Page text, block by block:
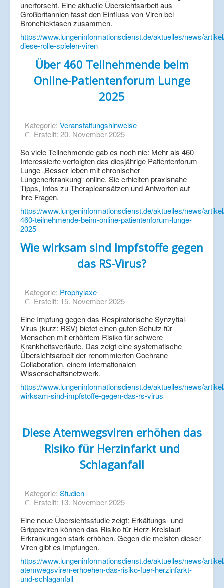
unerforscht. Eine aktuelle Übersichtsarbeit aus
Großbritannien fasst den Einfluss von Viren bei
Bronchiektasen zusammen.
https://www.lungeninformationsdienst.de/aktuelles/news/
diese-rolle-spielen-viren
Über 460 Teilnehmende beim
Online-Patientenforum Lunge
2025
Kategorie: Veranstaltungshinweise
Erstellt: 20. November 2025
So viele Teilnehmende gab es noch nie: Mehr als 460
Interessierte verfolgten das diesjährige Patientenforum
Lunge „Besser leben mit chronischer
Lungenerkrankung“ online. Sie erhielten praxisnahe
Tipps, Infos zu Therapieansätzen und Antworten auf
ihre Fragen.
https://www.lungeninformationsdienst.de/aktuelles/news/
460-teilnehmende-beim-online-patientenforum-lunge-
2025
Wie wirksam sind Impfstoffe gegen
das RS-Virus?
Kategorie: Prophylaxe
Erstellt: 15. November 2025
Eine Impfung gegen das Respiratorische Synzytial-
Virus (kurz: RSV) bietet einen guten Schutz für
Menschen mit erhöhtem Risiko für schwere
Krankheitsverläufe. Das zeigt eine systematische
Übersichtsarbeit der renommierten Cochrane
Collaboration, einem internationalen
Wissenschaftsnetzwerk.
https://www.lungeninformationsdienst.de/aktuelles/news/
wirksam-sind-impfstoffe-gegen-das-rs-virus
Diese Atemwegsviren erhöhen das
Risiko für Herzinfarkt und
Schlaganfall
Kategorie: Studien
Erstellt: 13. November 2025
Eine neue Übersichtsstudie zeigt: Erkältungs- und
Grippeviren können das Risiko für Herz-Kreislauf-
Erkrankungen stark erhöhen. Gegen die meisten dieser
Viren gibt es Impfungen.
https://www.lungeninformationsdienst.de/aktuelles/news/
atemwegsviren-erhoehen-das-risiko-fuer-herzinfarkt-
und-schlaganfall